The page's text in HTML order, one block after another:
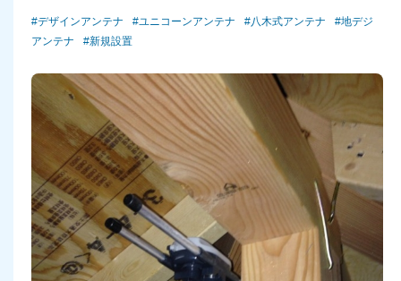
デザインアンテナ ユニコーンアンテナ 八木式アンテナ
地デジ
アンテナ
新規設置